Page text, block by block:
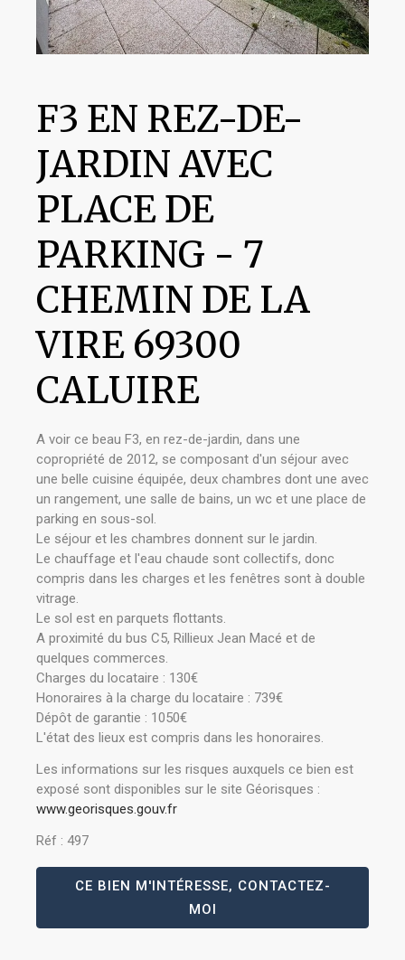
F3 EN REZ-DE-
JARDIN AVEC
PLACE DE
PARKING - 7
CHEMIN DE LA
VIRE 69300
CALUIRE
A voir ce beau F3, en rez-de-jardin, dans une
copropriété de 2012, se composant d'un séjour avec
une belle cuisine équipée, deux chambres dont une avec
un rangement, une salle de bains, un wc et une place de
parking en sous-sol.
Le séjour et les chambres donnent sur le jardin.
Le chauffage et l'eau chaude sont collectifs, donc
compris dans les charges et les fenêtres sont à double
vitrage.
Le sol est en parquets flottants.
A proximité du bus C5, Rillieux Jean Macé et de
quelques commerces.
Charges du locataire : 130€
Honoraires à la charge du locataire : 739€
Dépôt de garantie : 1050€
L'état des lieux est compris dans les honoraires.
Les informations sur les risques auxquels ce bien est
exposé sont disponibles sur le site Géorisques :
www.georisques.gouv.fr
Réf : 497
CE BIEN M'INTÉRESSE, CONTACTEZ-
MOI